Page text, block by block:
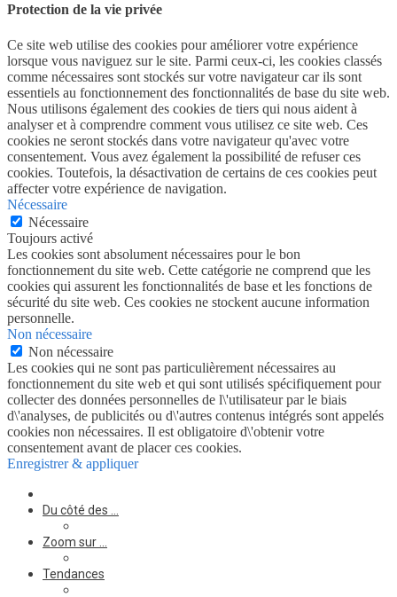
Protection de la vie privée
Ce site web utilise des cookies pour améliorer votre expérience
lorsque vous naviguez sur le site. Parmi ceux-ci, les cookies classés
comme nécessaires sont stockés sur votre navigateur car ils sont
essentiels au fonctionnement des fonctionnalités de base du site web.
Nous utilisons également des cookies de tiers qui nous aident à
analyser et à comprendre comment vous utilisez ce site web. Ces
cookies ne seront stockés dans votre navigateur qu'avec votre
consentement. Vous avez également la possibilité de refuser ces
cookies. Toutefois, la désactivation de certains de ces cookies peut
affecter votre expérience de navigation.
Nécessaire
Nécessaire
Toujours activé
Les cookies sont absolument nécessaires pour le bon
fonctionnement du site web. Cette catégorie ne comprend que les
cookies qui assurent les fonctionnalités de base et les fonctions de
sécurité du site web. Ces cookies ne stockent aucune information
personnelle.
Non nécessaire
Non nécessaire
Les cookies qui ne sont pas particulièrement nécessaires au
fonctionnement du site web et qui sont utilisés spécifiquement pour
collecter des données personnelles de l\'utilisateur par le biais
d\'analyses, de publicités ou d\'autres contenus intégrés sont appelés
cookies non nécessaires. Il est obligatoire d\'obtenir votre
consentement avant de placer ces cookies.
Enregistrer & appliquer
Du côté des …
Zoom sur …
Tendances